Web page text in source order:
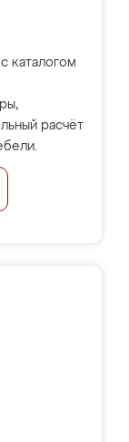
каталогом
расчёт